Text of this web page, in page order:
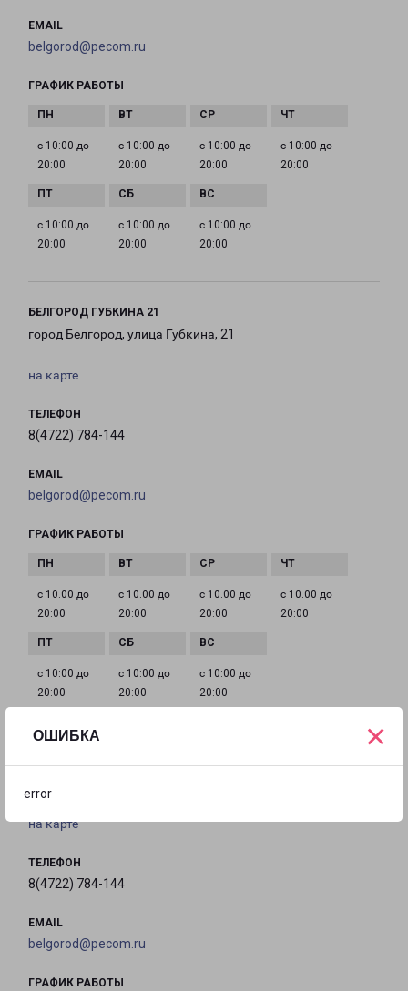
ОШИБКА
error
×
EMAIL
belgorod@pecom.ru
ГРАФИК РАБОТЫ
с 10:00 до
20:00
с 10:00 до
20:00
с 10:00 до
20:00
с 10:00 до
20:00
с 10:00 до
20:00
с 10:00 до
20:00
с 10:00 до
20:00
БЕЛГОРОД ГУБКИНА 21
город Белгород, улица Губкина, 21
на карте
ТЕЛЕФОН
8(4722) 784-144
EMAIL
belgorod@pecom.ru
ГРАФИК РАБОТЫ
с 10:00 до
20:00
с 10:00 до
20:00
с 10:00 до
20:00
с 10:00 до
20:00
с 10:00 до
20:00
с 10:00 до
20:00
с 10:00 до
20:00
на карте
ТЕЛЕФОН
8(4722) 784-144
EMAIL
belgorod@pecom.ru
ГРАФИК РАБОТЫ